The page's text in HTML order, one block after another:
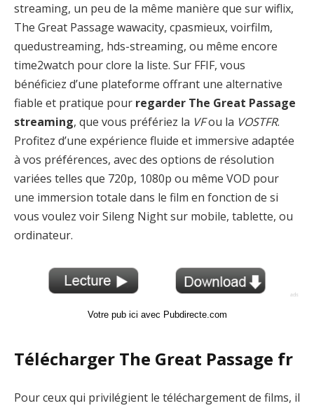
streaming, un peu de la même manière que sur wiflix,
The Great Passage wawacity, cpasmieux, voirfilm,
quedustreaming, hds-streaming, ou même encore
time2watch pour clore la liste. Sur FFIF, vous
bénéficiez d’une plateforme offrant une alternative
fiable et pratique pour regarder The Great Passage
streaming, que vous préfériez la VFou la VOSTFR.
Profitez d’une expérience fluide et immersive adaptée
à vos préférences, avec des options de résolution
variées telles que 720p, 1080p ou même VOD pour
une immersion totale dans le film en fonction de si
vous voulez voir Sileng Night sur mobile, tablette, ou
ordinateur.
Votre pub ici avec Pubdirecte.com
Télécharger The Great Passage fr
Pour ceux qui privilégient le téléchargement de films, il